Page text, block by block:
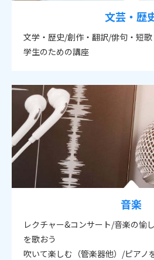
文芸・歴
文学・歴史/創作・翻訳/俳句・短
学生のための講座
音楽
レクチャー&コンサート/音楽の愉
を歌おう
吹いて楽しむ（管楽器他）/ピアノ